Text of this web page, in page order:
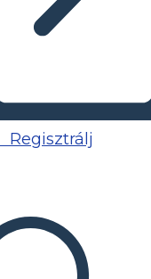
Regisztrálj